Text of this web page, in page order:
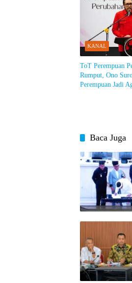
KANAL
ToT Perempuan
Rumput, Ono
Perempuan Jadi
Baca Juga